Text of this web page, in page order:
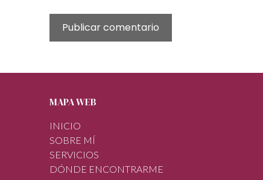
MAPA WEB
INICIO
SOBRE MÍ
SERVICIOS
DÓNDE ENCONTRARME